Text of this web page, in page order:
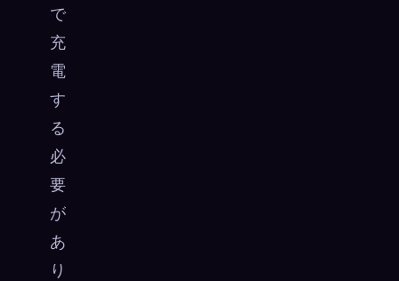
で
充
電
す
る
必
要
が
あ
り